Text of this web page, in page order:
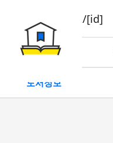
book/rent/[id]
대여
도서정보